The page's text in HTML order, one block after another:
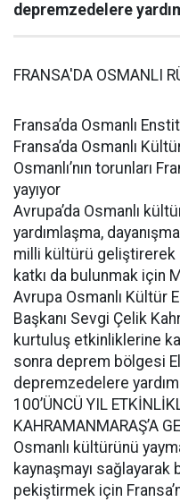
depremzedelere
FRANSA'DA OSMANLI
Fransa’da Osmanlı
Fransa’da Osmanlı
Osmanlı’nın torunları
yayıyor
Avrupa’da Osmanlı
yardımlaşma,
milli kültürü
katkı da bulunmak için
Avrupa Osmanlı Kültür
Başkanı Sevgi Çelik
kurtuluş etkinliklerine
sonra deprem bölgesi
depremzedelere
100’ÜNCÜ YIL
KAHRAMANMARAŞ’A
Osmanlı kültürünü
kaynaşmayı
pekiştirmek için